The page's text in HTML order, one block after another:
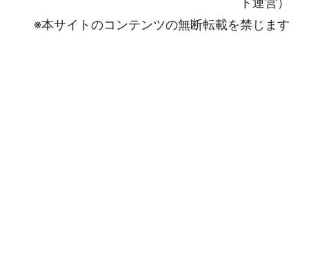
※本サイトのコンテンツの無断転載を禁じます